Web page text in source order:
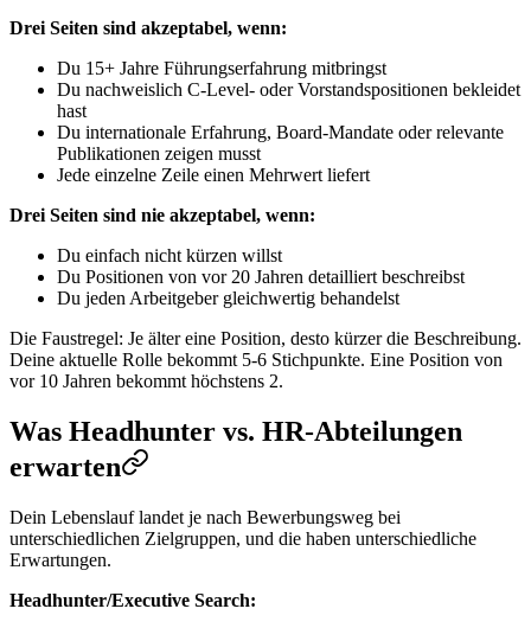
Drei Seiten sind akzeptabel, wenn:
Du 15+ Jahre Führungserfahrung mitbringst
Du nachweislich C-Level- oder Vorstandspositionen bekleidet
hast
Du internationale Erfahrung, Board-Mandate oder relevante
Publikationen zeigen musst
Jede einzelne Zeile einen Mehrwert liefert
Drei Seiten sind nie akzeptabel, wenn:
Du einfach nicht kürzen willst
Du Positionen von vor 20 Jahren detailliert beschreibst
Du jeden Arbeitgeber gleichwertig behandelst
Die Faustregel: Je älter eine Position, desto kürzer die Beschreibung.
Deine aktuelle Rolle bekommt 5-6 Stichpunkte. Eine Position von
vor 10 Jahren bekommt höchstens 2.
Was Headhunter vs. HR-Abteilungen
erwarten
Dein Lebenslauf landet je nach Bewerbungsweg bei
unterschiedlichen Zielgruppen, und die haben unterschiedliche
Erwartungen.
Headhunter/Executive Search: